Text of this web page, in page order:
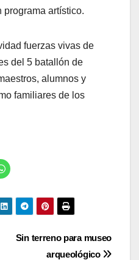
programa artístico.
fuerzas vivas de
del 5 batallón de
alumnos y
familiares de los
Sin terreno para museo
arqueológico